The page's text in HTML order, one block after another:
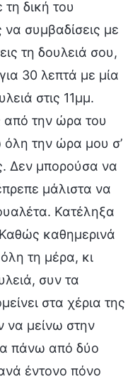
δική του
συμβαδίσεις με
τη δουλειά σου,
30 λεπτά με μία
στις 11μμ.
από την ώρα του
την ώρα μου σ’
Δεν μπορούσα να
μάλιστα να
Κατέληξα
καθημερινά
τη μέρα, κι
συν τα
στα χέρια της
να μείνω στην
πάνω από δύο
έντονο πόνο